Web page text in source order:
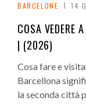
BARCELONE 14
COSA VEDERE
| (2026)
Cosa fare e
Barcellona
la seconda città